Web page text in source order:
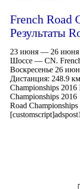
French Road
Результаты
23 июня — 26 июня
Шоссе — CN.
Воскресенье 26
Дистанция: 248.9
Championships 2016
Championships
Road